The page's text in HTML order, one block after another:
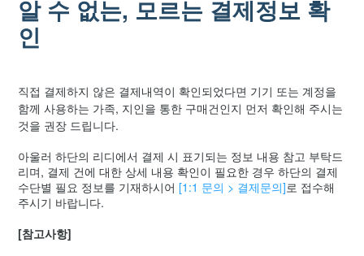
현금 영수증 신청 방법
결제수단 별 영수증/거래명세서 발행 방법
네이버페이 현금영수증 신청 방법
iOS 앱 내 리디캐시 결제가 미반영된 경우
알 수 없는, 모르는 결제정보 확
인
직접 결제하지 않은 결제내역이 확인되었다면 기기 또는 계정을
함께 사용하는 가족, 지인을 통한 구매건인지 먼저 확인해 주시는
것을 권장 드립니다.
아울러 하단의 리디에서 결제 시 표기되는 정보 내용 참고 부탁드
리며, 결제 건에 대한 상세 내용 확인이 필요한 경우 하단의 결제
수단별 필요 정보를 기재하시어[1:1 문의 > 결제문의]로 접수해
주시기 바랍니다.
[참고사항]